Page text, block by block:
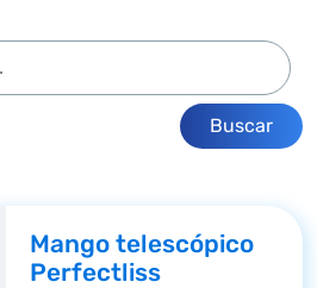
Buscar
Mango telescópico
Perfectliss